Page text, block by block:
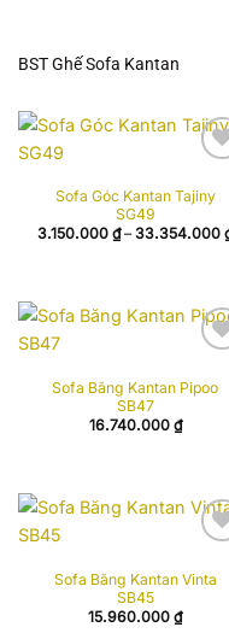
BST Ghế Sofa Kantan
wishlist
Sofa Góc Kantan Tajiny
SG49
3.150.000 ₫ – 33.354.000
wishlist
Sofa Băng Kantan Pipoo
SB47
16.740.000 ₫
wishlist
Sofa Băng Kantan Vinta
SB45
15.960.000 ₫